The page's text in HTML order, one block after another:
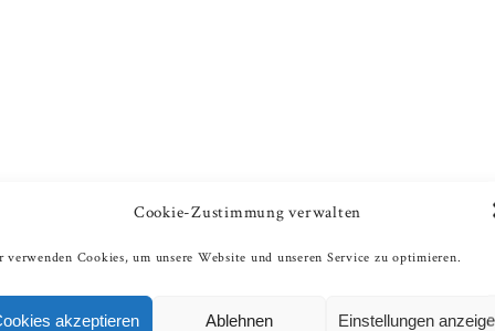
Cookie-Zustimmung verwalten
verwenden Cookies, um unsere Website und unseren Service zu optimieren.
akzeptieren Ablehnen Einstellungen